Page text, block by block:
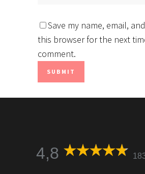
Save my name, email,
this browser for the next
comment.
4,8